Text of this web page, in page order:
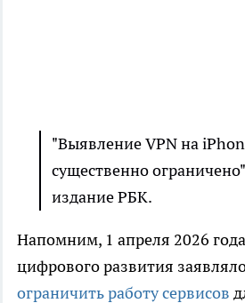
"Выявление VPN на
существенно
издание РБК.
Напомним, 1 апреля 2026
цифрового развития
ограничить работу сервисов